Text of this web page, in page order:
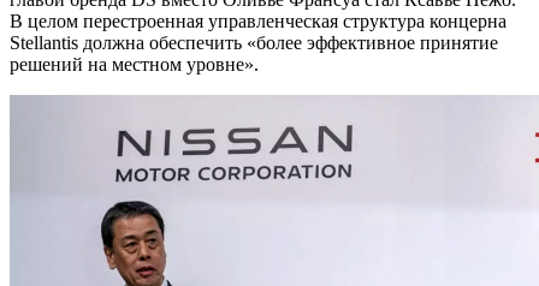
В целом перестроенная управленческая структура концерна
Stellantis должна обеспечить «более эффективное принятие
решений на местном уровне».